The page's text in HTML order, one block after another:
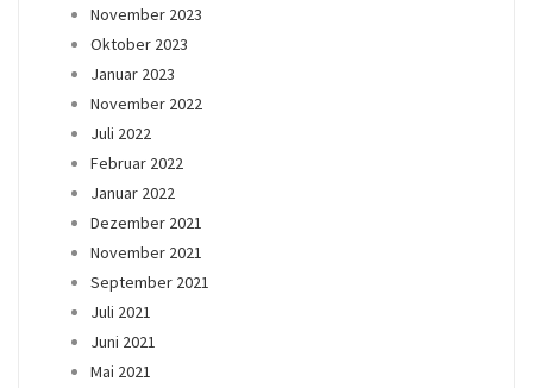
November 2023
Oktober 2023
Januar 2023
November 2022
Juli 2022
Februar 2022
Januar 2022
Dezember 2021
November 2021
September 2021
Juli 2021
Juni 2021
Mai 2021